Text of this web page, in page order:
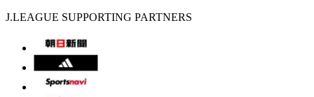
J.LEAGUE SUPPORTING PARTNERS